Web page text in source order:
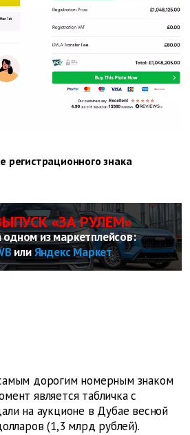
регистрационного знака
«ЗА РУЛЕМ»
из маркетплейсов:
илиЯндекс Маркет
дорогим номерным знаком
является табличка с
на аукционе в Дубае весной
(1,3 млрд рублей).